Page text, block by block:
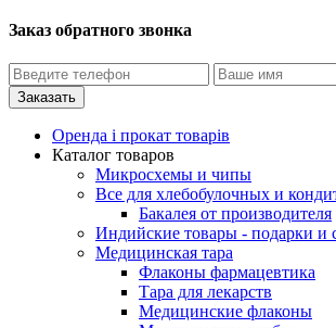
Заказ обратного звонка
Оренда і прокат товарів
Каталог товаров
Микросхемы и чипы
Все для хлебобулочных и
Бакалея от производителя
Индийские товары - подарки и
Медицинская тара
Флаконы фармацевтика
Тара для лекарств
Медицинские флаконы